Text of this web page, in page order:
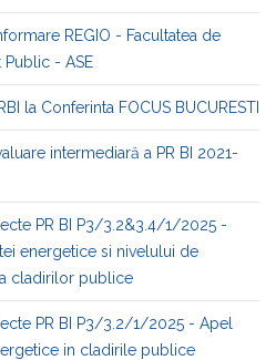
REGIO - Facultatea de
- ASE
la Conferinta FOCUS BUCURESTI
intermediară a PR BI 2021-
PR BI P3/3.2&3.4/1/2025 -
energetice si nivelului de
cladirilor publice
PR BI P3/3.2/1/2025 - Apel
in cladirile publice